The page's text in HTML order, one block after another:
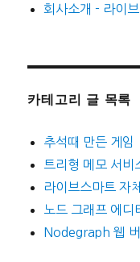
회사소개 - 라이
카테고리 글 목록
추석때 만든 게임
트리형 메모 서비
라이브스마트 자
노드 그래프 에디
Nodegraph 웹